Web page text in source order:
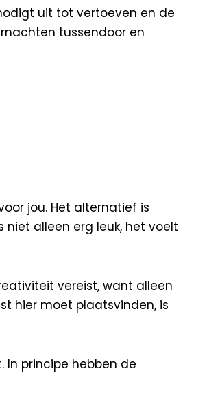
uit tot vertoeven en de
tussendoor en
jou. Het alternatief is
niet alleen erg leuk, het voelt
vereist, want alleen
hier moet plaatsvinden, is
In principe hebben de